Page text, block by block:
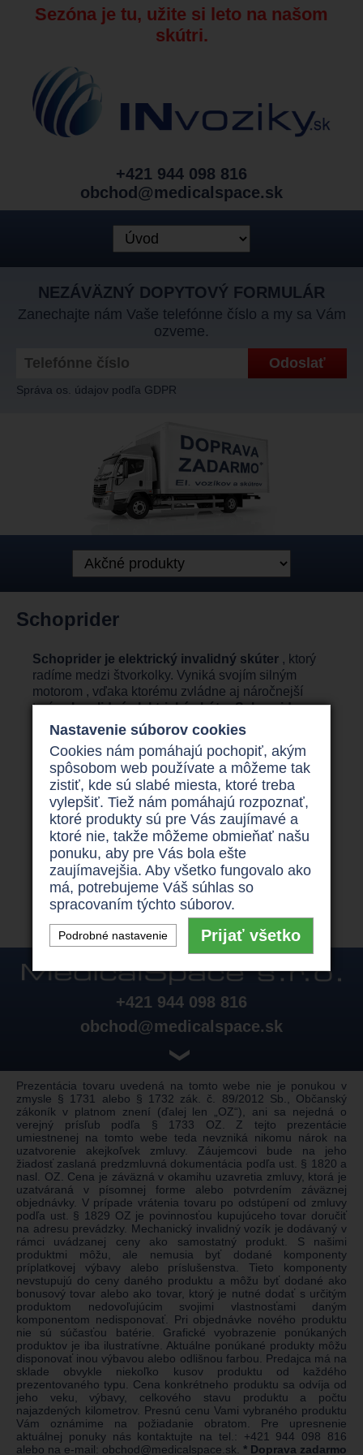
Sezóna je tu, užite si leto na našom
skútri.
+421 944 098 816
obchod@medicalspace.sk
NEZÁVÄZNÝ DOPYTOVÝ FORMULÁR
Zanechajte nám Vaše telefónne číslo a my sa Vám
ozveme.
Správa os. údajov podľa GDPR
Schoprider
Schoprider je elektrický invalidný skúter , ktorý
radíme medzi štvorkolky. Vyniká svojím silným
motorom , vďaka ktorému zvládne aj náročnejší
terén .Invalidný elektrický skúter Schoprider
patrí do rovnakej skupiny ako napríklad
Na trhu je veľainvalidných vozíkov a skútrov ,
ktoré sú ako mechanické tak elektrické. Ak teda
máte záujem o kúpuinvalidného vozíkaalebo
skútra, neváhajte sa obrátiť na telefónne číslo
+421 944 098 816, ku Vám sa všetkým
poradí odborne vyškolený špecialista .Elektrický
invalidný skúter Schopridernájdete
nahttp://invoziky.sk/produkty/stvorkolesove-skutre
+421 944 098 816
obchod@medicalspace.sk
❯
Prezentácia tovaru uvedená na tomto webe nie je ponukou v
zmysle § 1731 alebo § 1732 zák. č. 89/2012 Sb., Občanský
zákoník v platnom znení (ďalej len „OZ“), ani sa nejedná o
verejný prísľub podľa § 1733 OZ. Z tejto prezentácie
umiestnenej na tomto webe teda nevzniká nikomu nárok na
uzatvorenie akejkoľvek zmluvy. Záujemcovi bude na jeho
žiadosť zaslaná predzmluvná dokumentácia podľa ust. § 1820 a
nasl. OZ. Cena je záväzná v okamihu uzavretia zmluvy, ktorá je
uzatváraná v písomnej forme alebo potvrdením záväznej
objednávky. V prípade vrátenia tovaru po odstúpení od zmluvy
podľa ust. § 1829 OZ je povinnosťou kupujúceho tovar doručiť
na adresu prevádzky. Mechanický invalidný vozík je dodávaný v
rámci uvádzanej ceny ako samostatný produkt. S našimi
produktmi môžu, ale nemusia byť dodané komponenty
príplatkovej výbavy alebo príslušenstva. Tieto komponenty
nevstupujú do ceny daného produktu a môžu byť dodané ako
bonusový tovar alebo ako tovar, ktorý je nutné dodať s určitým
produktom nedovoľujúcim svojimi vlastnosťami daným
komponentom nedisponovať. Pri objednávke nového produktu
nie sú súčasťou batérie. Grafické vyobrazenie ponúkaných
produktov je iba ilustratívne. Aktuálne ponúkané produkty môžu
disponovať inou výbavou alebo odlišnou farbou. Predajca má na
sklade obvykle niekoľko kusov produktu od každého
prezentovaného typu. Cena konkrétneho produktu sa odvíja od
jeho veku, výbavy, celkového stavu produktu a počtu
najazdených kilometrov. Presnú cenu Vami vybraného produktu
Vám oznámime na požiadanie obratom. Pre upresnenie
aktuálnej ponuky nás kontaktujte na tel.: +421 944 098 816
alebo na e-mail: obchod@medicalspace.sk * Doprava zadarmo
Nastavenie súborov cookies
Cookies nám pomáhajú pochopiť, akým
spôsobom web používate a môžeme tak
zistiť, kde sú slabé miesta, ktoré treba
vylepšiť. Tiež nám pomáhajú rozpoznať,
ktoré produkty sú pre Vás zaujímavé a
ktoré nie, takže môžeme obmieňať našu
ponuku, aby pre Vás bola ešte
zaujímavejšia. Aby všetko fungovalo ako
má, potrebujeme Váš súhlas so
spracovaním týchto súborov.
Podrobné nastavenie Prijať všetko